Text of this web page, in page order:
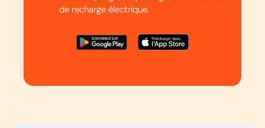
de recharge électrique.